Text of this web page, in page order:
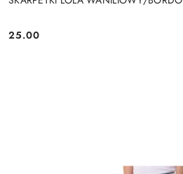
Cena:
25.00